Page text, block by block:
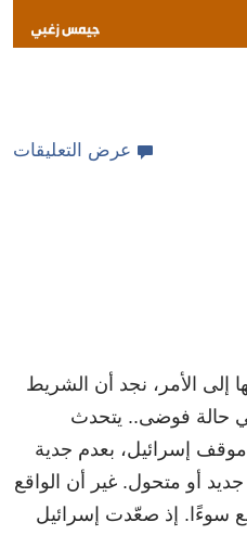
عرض التعليقات
إلى الأمر، نجد أن الشريط
حالة فوضى.. يتحدث
موقف إسرائيل، بعدم جدية
أو متحول. غير أن الواقع
سوءًا. إذ صعّدت إسرائيل